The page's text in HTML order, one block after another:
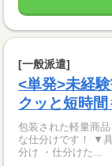
[一般派遣]
<単発>未経
クッと短時間
包装された軽量商
な仕分けです！ ▼具体的な業務内容 ・たばこを指定の店舗ごとに仕
分け ・仕分けた...